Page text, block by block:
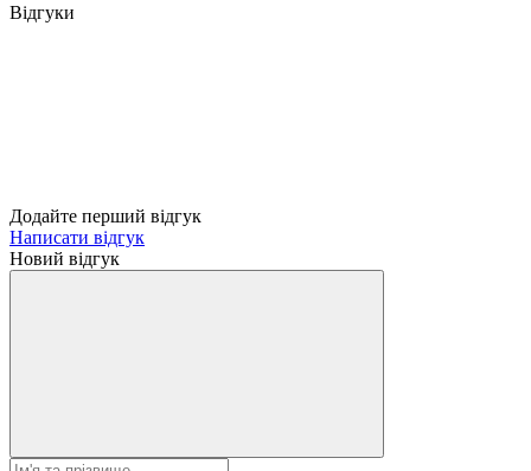
Відгуки
Додайте перший відгук
Написати відгук
Новий відгук